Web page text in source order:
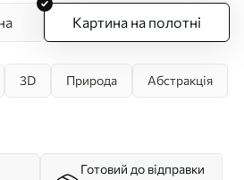
Картина на полотні
3D Природа Абстракція
Готовий до відправки